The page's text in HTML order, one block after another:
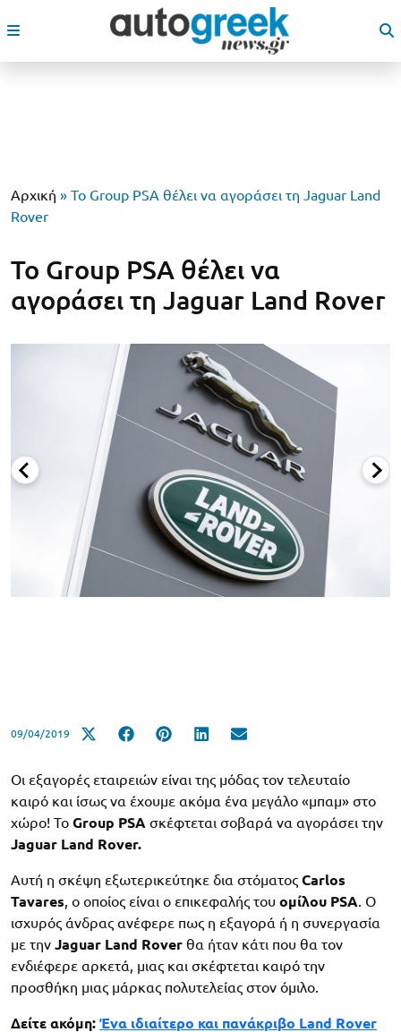
Αρχική » Το Group PSA θέλει να αγοράσει τη Jaguar Land
Rover
Το Group PSA θέλει να
αγοράσει τη Jaguar Land Rover
09/04/2019
Οι εξαγορές εταιρειών είναι της μόδας τον τελευταίο
καιρό και ίσως να έχουμε ακόμα ένα μεγάλο «μπαμ» στο
χώρο! Το Group PSA σκέφτεται σοβαρά να αγοράσει την
Jaguar Land Rover.
Αυτή η σκέψη εξωτερικεύτηκε δια στόματος Carlos
Tavares, ο οποίος είναι ο επικεφαλής του ομίλου PSA. Ο
ισχυρός άνδρας ανέφερε πως η εξαγορά ή η συνεργασία
με την Jaguar Land Rover θα ήταν κάτι που θα τον
ενδιέφερε αρκετά, μιας και σκέφτεται καιρό την
προσθήκη μιας μάρκας πολυτελείας στον όμιλο.
Δείτε ακόμη: Ένα ιδιαίτερο και πανάκριβο Land Rover